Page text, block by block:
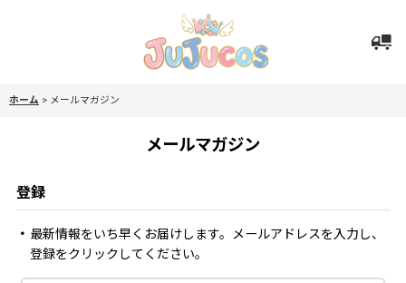
ホーム > メールマガジン
メールマガジン
登録
最新情報をいち早くお届けします。メールアドレスを入力し、
登録をクリックしてください。